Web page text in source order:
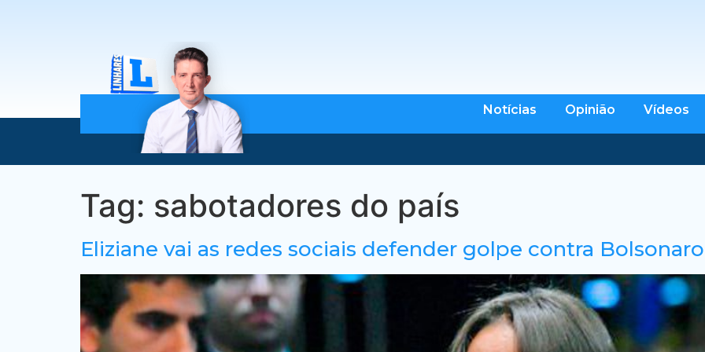
Notícias Opinião Vídeos
Tag: sabotadores do país
Eliziane vai as redes sociais defender golpe contra Bolsonaro